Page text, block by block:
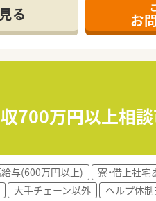
ご入職いただける意欲的な
療に貢献したいという熱意
未経験の方でも意欲があれ
介護支援も行うなど地域包
を受けており地域住民の健
病院から在宅へのスムーズ
る お
700万円以上相
与(600万円以上) 寮・借上社宅
大手チェーン以外 ヘルプ体